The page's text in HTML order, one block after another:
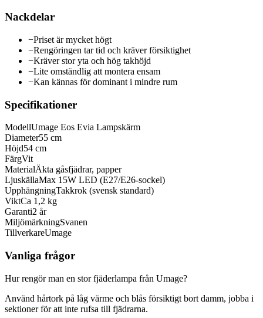
Nackdelar
−Priset är mycket högt
−Rengöringen tar tid och kräver försiktighet
−Kräver stor yta och hög takhöjd
−Lite omständlig att montera ensam
−Kan kännas för dominant i mindre rum
Specifikationer
ModellUmage Eos Evia Lampskärm
Diameter55 cm
Höjd54 cm
FärgVit
MaterialÄkta gåsfjädrar, papper
LjuskällaMax 15W LED (E27/E26-sockel)
UpphängningTakkrok (svensk standard)
ViktCa 1,2 kg
Garanti2 år
MiljömärkningSvanen
TillverkareUmage
Vanliga frågor
Hur rengör man en stor fjäderlampa från Umage?
Använd hårtork på låg värme och blås försiktigt bort damm, jobba i
sektioner för att inte rufsa till fjädrarna.